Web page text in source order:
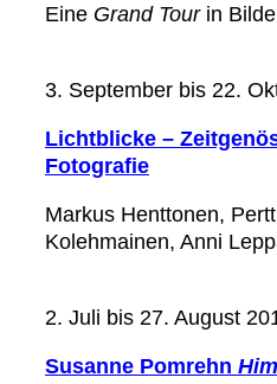
Eine Grand Tourin
3. September bis 22.
Lichtblicke –
Fotografie
Markus Henttonen,
Kolehmainen, Anni
2. Juli bis 27. August
Susanne Pomrehn